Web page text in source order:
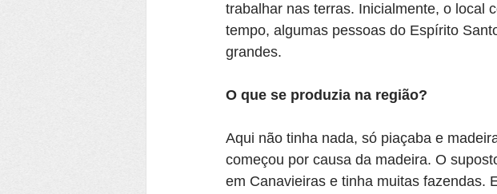
trabalhar nas terras. Inicialmente, o local
tempo, algumas pessoas do Espírito
grandes.
O que se produzia na região?
Aqui não tinha nada, só piaçaba e
começou por causa da madeira. O
em Canavieiras e tinha muitas fazendas.